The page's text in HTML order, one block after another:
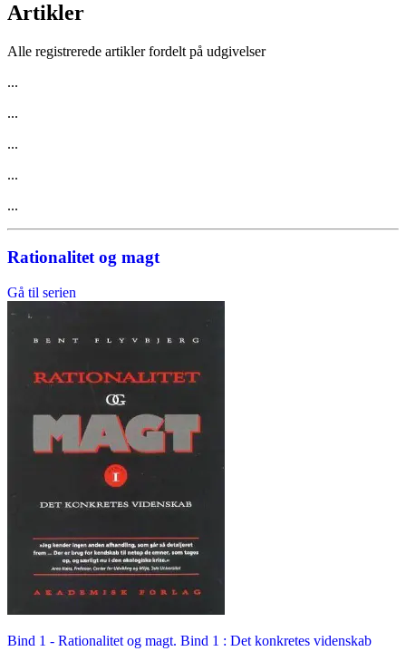
Artikler
Alle registrerede artikler fordelt på udgivelser
...
...
...
...
...
Rationalitet og magt
Gå til serien
Bind 1 - Rationalitet og magt. Bind 1 : Det konkretes videnskab